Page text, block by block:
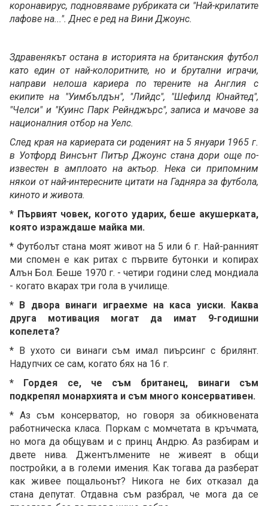
коронавирус, подновяваме рубриката си "Най-крилатите
лафове на...". Днес е ред на Вини Джоунс.
Здравенякът остана в историята на британския футбол
като един от най-колоритните, но и брутални играчи,
направи нелоша кариера по терените на Англия с
екипите на "Уимбълдън", "Лийдс", "Шефилд Юнайтед",
"Челси" и "Куинс Парк Рейнджърс", записа и мачове за
националния отбор на Уелс.
След края на кариерата си роденият на 5 януари 1965 г.
в Уотфорд Винсънт Питър Джоунс стана дори още по-
известен в амплоато на актьор. Нека си припомним
някои от най-интересните цитати на Гадняра за футбола,
киното и живота.
* Първият човек, когото ударих, беше акушерката,
която израждаше майка ми.
* Футболът стана моят живот на 5 или 6 г. Най-ранният
ми спомен е как ритах с първите бутонки и копирах
Алън Бол. Беше 1970 г. - четири години след мондиала
- когато вкарах три гола в училище.
* В двора винаги играехме на каса уиски. Каква
друга мотивация могат да имат 9-годишни
копелета?
* В ухото си винаги съм имал пиърсинг с брилянт.
Надупчих се сам, когато бях на 16 г.
* Гордея се, че съм британец, винаги съм
подкрепял монархията и съм много консервативен.
* Аз съм консерватор, но говоря за обикновената
работническа класа. Поркам с момчетата в кръчмата,
но мога да общувам и с принц Андрю. Аз разбирам и
двете нива. Джентълмените не живеят в общи
постройки, а в големи имения. Как тогава да разберат
как живее пощальонът? Никога не бих отказал да
стана депутат. Отдавна съм разбрал, че мога да се